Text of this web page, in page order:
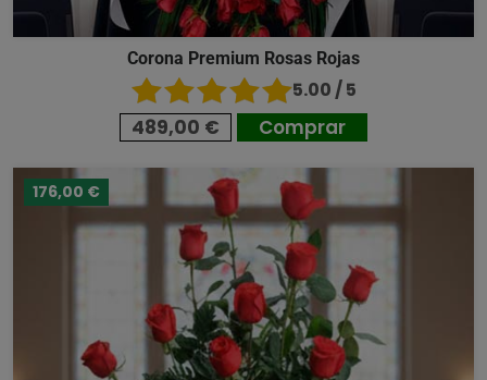
Corona Premium Rosas Rojas
5.00 / 5
489,00 € Comprar
176,00 €